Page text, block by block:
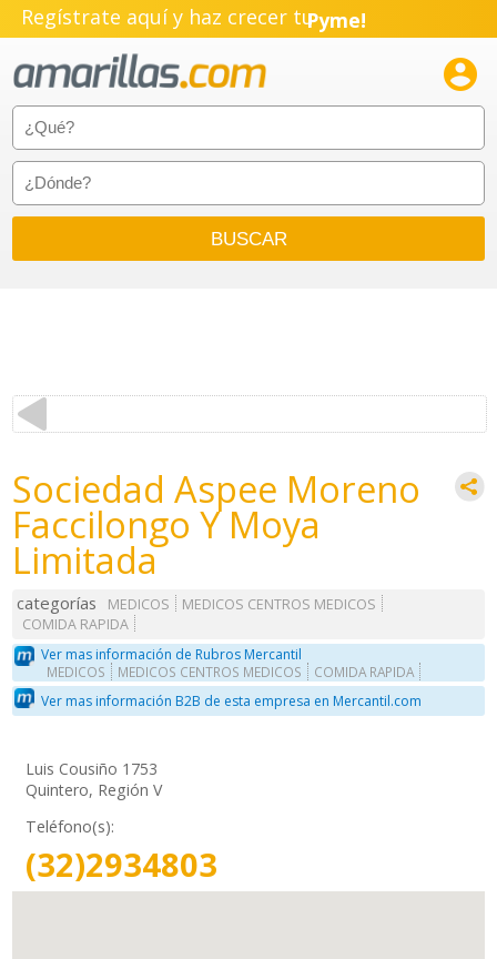
Regístrate aquí y haz crecer tuPyme!
Emprendimiento!

Sociedad Aspee Moreno
Faccilongo Y Moya
Limitada
categorías MEDICOS
MEDICOS CENTROS MEDICOS
COMIDA RAPIDA
Ver mas información de Rubros Mercantil
MEDICOS MEDICOS CENTROS MEDICOS COMIDA RAPIDA
Ver mas información B2B de esta empresa en Mercantil.com
Luis Cousiño 1753
Quintero, Región V
Teléfono(s):
(32)2934803